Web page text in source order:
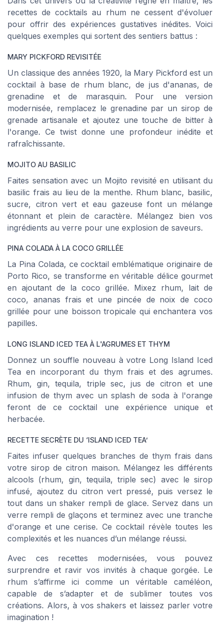
recettes de cocktails au rhum ne cessent d'évoluer
pour offrir des expériences gustatives inédites. Voici
quelques exemples qui sortent des sentiers battus :
MARY PICKFORD REVISITÉE
Un classique des années 1920, la Mary Pickford est un
cocktail à base de rhum blanc, de jus d'ananas, de
grenadine et de marasquin. Pour une version
modernisée, remplacez le grenadine par un sirop de
grenade artisanale et ajoutez une touche de bitter à
l'orange. Ce twist donne une profondeur inédite et
rafraîchissante.
MOJITO AU BASILIC
Faites sensation avec un Mojito revisité en utilisant du
basilic frais au lieu de la menthe. Rhum blanc, basilic,
sucre, citron vert et eau gazeuse font un mélange
étonnant et plein de caractère. Mélangez bien vos
ingrédients au verre pour une explosion de saveurs.
PINA COLADA À LA COCO GRILLÉE
La Pina Colada, ce cocktail emblématique originaire de
Porto Rico, se transforme en véritable délice gourmet
en ajoutant de la coco grillée. Mixez rhum, lait de
coco, ananas frais et une pincée de noix de coco
grillée pour une boisson tropicale qui enchantera vos
papilles.
LONG ISLAND ICED TEA À L'AGRUMES ET THYM
Donnez un souffle nouveau à votre Long Island Iced
Tea en incorporant du thym frais et des agrumes.
Rhum, gin, tequila, triple sec, jus de citron et une
infusion de thym avec un splash de soda à l'orange
feront de ce cocktail une expérience unique et
herbacée.
RECETTE SECRÈTE DU ‘ISLAND ICED TEA’
Faites infuser quelques branches de thym frais dans
votre sirop de citron maison. Mélangez les différents
alcools (rhum, gin, tequila, triple sec) avec le sirop
infusé, ajoutez du citron vert pressé, puis versez le
tout dans un shaker rempli de glace. Servez dans un
verre rempli de glaçons et terminez avec une tranche
d'orange et une cerise. Ce cocktail révèle toutes les
complexités et les nuances d’un mélange réussi.
Avec ces recettes modernisées, vous pouvez
surprendre et ravir vos invités à chaque gorgée. Le
rhum s’affirme ici comme un véritable caméléon,
capable de s’adapter et de sublimer toutes vos
créations. Alors, à vos shakers et laissez parler votre
imagination !